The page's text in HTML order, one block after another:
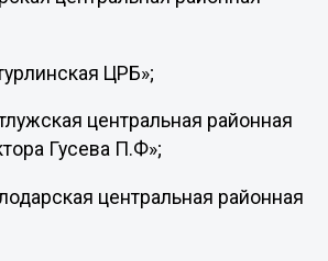
ЦРБ»;
центральная районная
Гусева П.Ф»;
центральная районная